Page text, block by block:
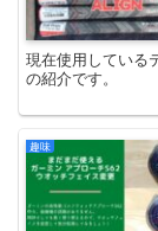
現在使用している
の紹介です。
趣味